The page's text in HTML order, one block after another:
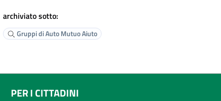
archiviato sotto:
Gruppi di Auto Mutuo Aiuto
PER I CITTADINI